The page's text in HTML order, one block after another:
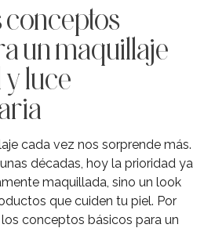
un maquillaje
luce
cada vez nos sorprende más.
décadas, hoy la prioridad ya
maquillada, sino un look
que cuiden tu piel. Por
conceptos básicos para un